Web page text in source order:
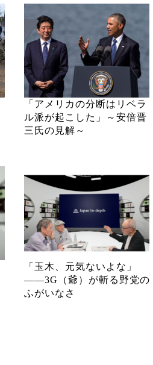
「アメリカの分断はリベラ
ル派が起こした」～安倍晋
三氏の見解～
「玉木、元気ないよな」
――3G（爺）が斬る野党の
ふがいなさ